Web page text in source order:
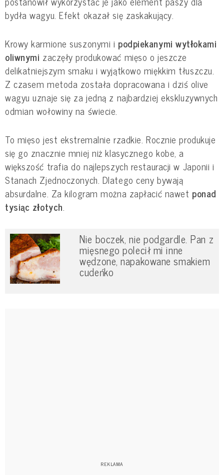
bydła wagyu. Efekt okazał się zaskakujący.
Krowy karmione suszonymi i podpiekanymi wytłokami
oliwnymi zaczęły produkować mięso o jeszcze
delikatniejszym smaku i wyjątkowo miękkim tłuszczu.
Z czasem metoda została dopracowana i dziś olive
wagyu uznaje się za jedną z najbardziej ekskluzywnych
odmian wołowiny na świecie.
To mięso jest ekstremalnie rzadkie. Rocznie produkuje
się go znacznie mniej niż klasycznego kobe, a
większość trafia do najlepszych restauracji w Japonii i
Stanach Zjednoczonych. Dlatego ceny bywają
absurdalne. Za kilogram można zapłacić nawet ponad
tysiąc złotych.
Nie boczek, nie podgardle. Pan z
mięsnego polecił mi inne
wędzone, napakowane smakiem
cudeńko